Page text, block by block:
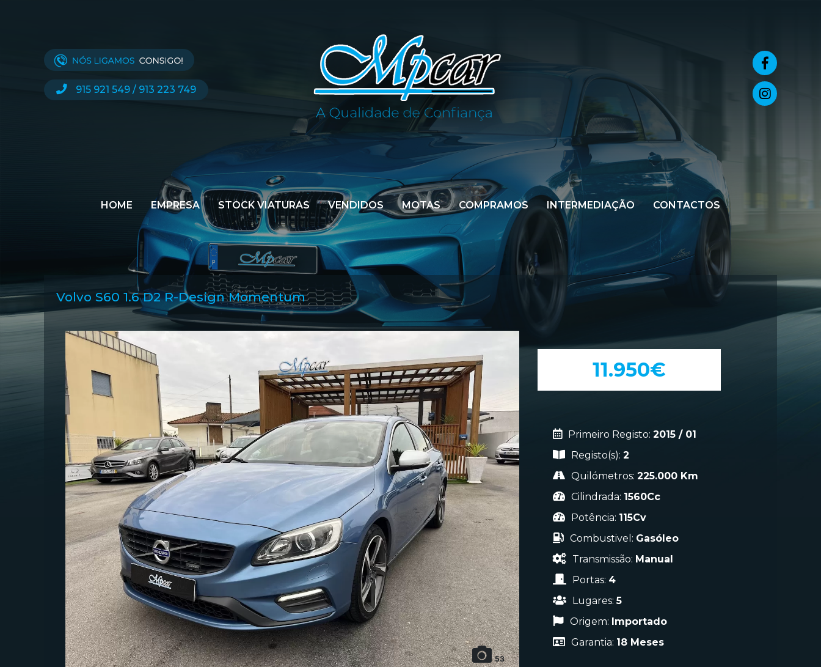
915 921 549 / 913 223 749
CONTACTOS
INTERMEDIAÇÃO
COMPRAMOS
MOTAS
VENDIDOS
STOCK VIATURAS
EMPRESA
HOME
Volvo S60 1.6 D2 R-Design Momentum
53
11.950€
Primeiro Registo:2015 / 01
Registo(s):2
Quilómetros:225.000 Km
Cilindrada: 1560Cc
Potência: 115Cv
Combustivel: Gasóleo
Transmissão: Manual
Portas: 4
Lugares:5
Origem: Importado
Garantia: 18 Meses